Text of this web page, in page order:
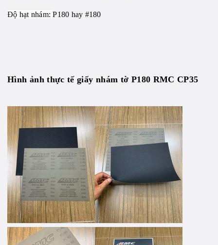
Độ hạt nhám:P180 hay #180
Hình ảnh thực tế giấy nhám tờ P180 RMC CP35